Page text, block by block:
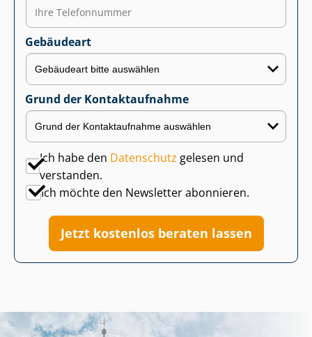
Gebäudeart
Grund der Kontaktaufnahme
Ich habe den Datenschutz gelesen und
verstanden.
Ich möchte den Newsletter abonnieren.
Jetzt kostenlos beraten lassen